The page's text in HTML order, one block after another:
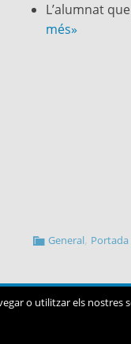
L’alumnat
més»
General, Portada
o utilitzar els nostres